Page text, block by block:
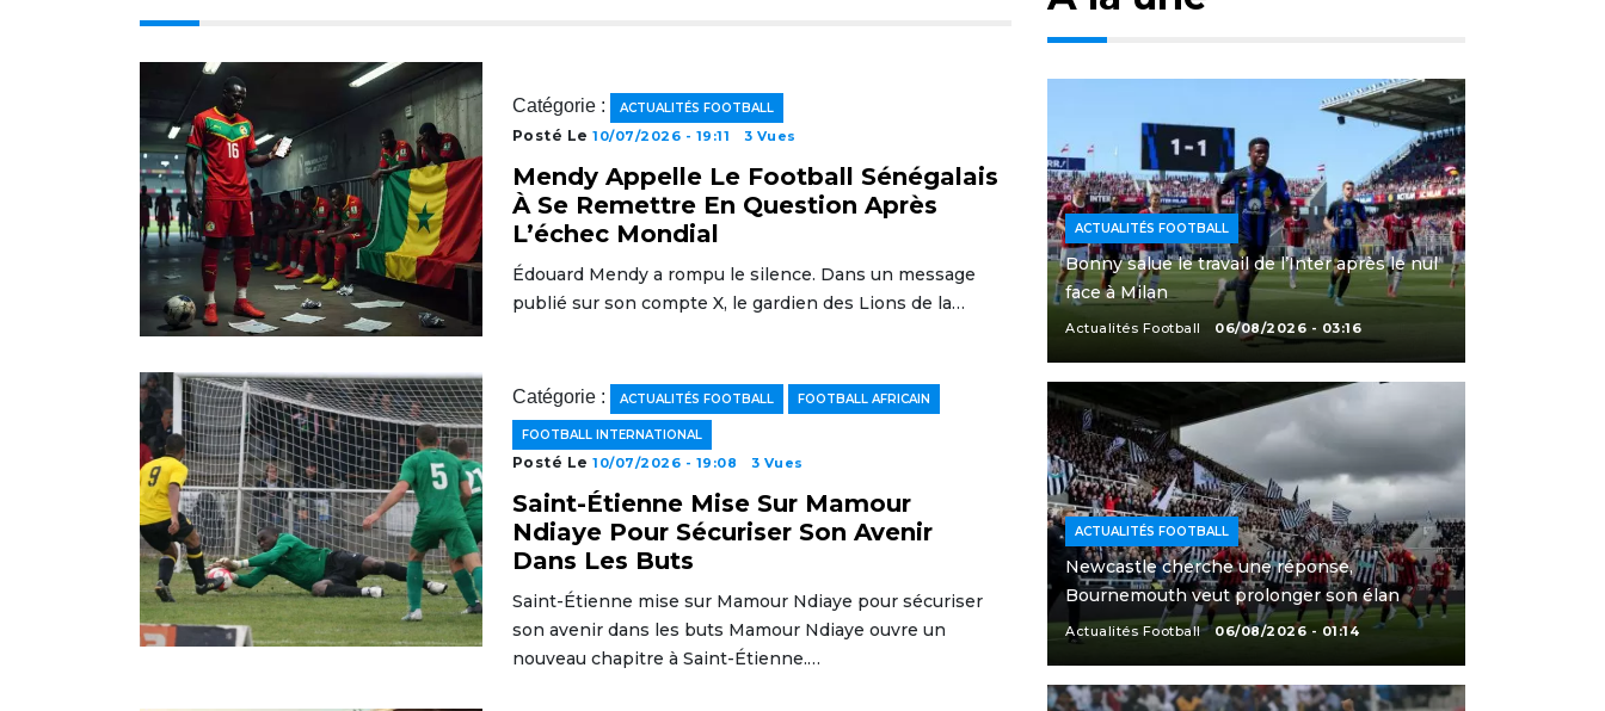
Catégorie : ACTUALITÉS FOOTBALL
Posté Le10/07/2026 - 19:11 3 Vues
Mendy Appelle Le Football Sénégalais
À Se Remettre En Question Après
L’échec Mondial
Édouard Mendy a rompu le silence. Dans un message
publié sur son compte X, le gardien des Lions de la…
Catégorie : ACTUALITÉS FOOTBALL FOOTBALL AFRICAIN
FOOTBALL INTERNATIONAL
Posté Le10/07/2026 - 19:08 3 Vues
Saint-Étienne Mise Sur Mamour
Ndiaye Pour Sécuriser Son Avenir
Dans Les Buts
Saint-Étienne mise sur Mamour Ndiaye pour sécuriser
son avenir dans les buts Mamour Ndiaye ouvre un
nouveau chapitre à Saint-Étienne.…
ACTUALITÉS FOOTBALL
Bonny salue le travail de l’Inter après le nul
face à Milan
Actualités Football 06/08/2026 - 03:16
ACTUALITÉS FOOTBALL
Newcastle cherche une réponse,
Bournemouth veut prolonger son élan
Actualités Football 06/08/2026 - 01:14